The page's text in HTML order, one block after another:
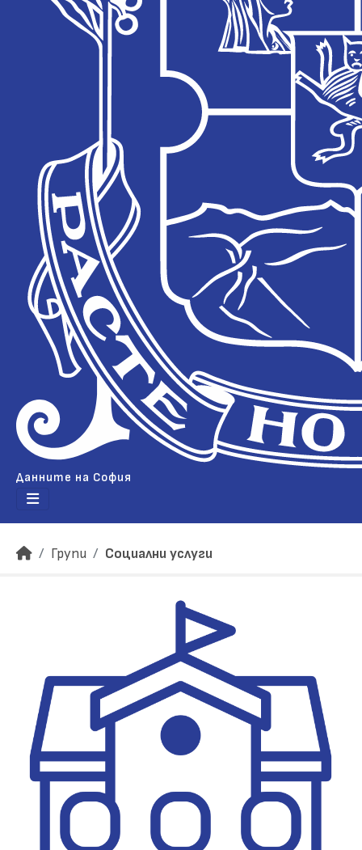
Данните на София
Групи Социални услуги